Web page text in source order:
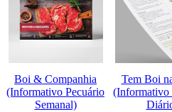
Boi & Companhia
(Informativo Pecuário
Semanal)
Tem Boi
(Informativo